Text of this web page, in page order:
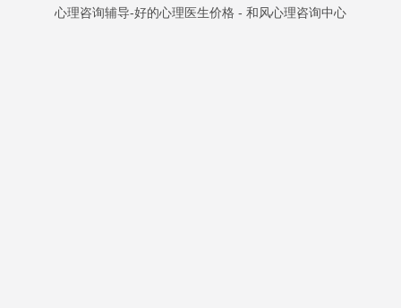
心理咨询辅导-好的心理医生价格 - 和风心理咨询中心